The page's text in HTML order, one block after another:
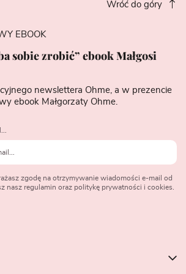
Wróć do góry
EBOOK
sobie zrobić” ebook Małgosi
newslettera Ohme, a w prezencie
ebook Małgorzaty Ohme.
zgodę na otrzymywanie wiadomości e-mail od
nasz regulamin oraz politykę prywatności i cookies.